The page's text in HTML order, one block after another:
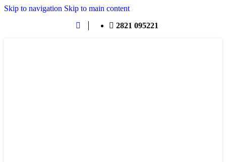
Skip to navigation Skip to main content
2821 095221